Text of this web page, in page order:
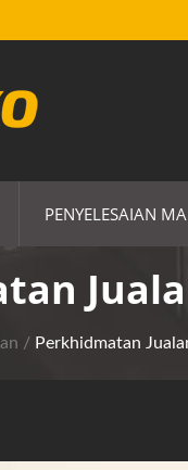
PENYELESAIAN
/ Perkhidmatan